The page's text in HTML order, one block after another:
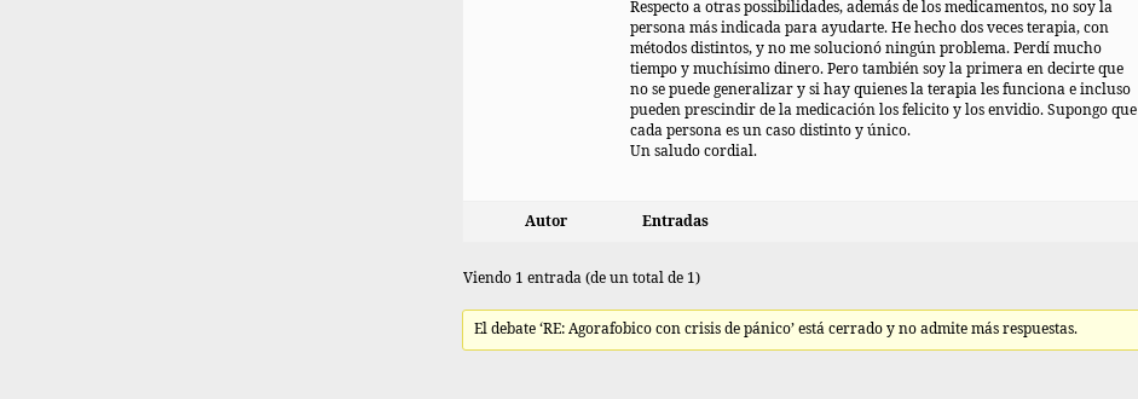
Respecto a otras possibilidades, además de los medicamentos, no soy la
persona más indicada para ayudarte. He hecho dos veces terapia, con
métodos distintos, y no me solucionó ningún problema. Perdí mucho
tiempo y muchísimo dinero. Pero también soy la primera en decirte que
no se puede generalizar y si hay quienes la terapia les funciona e incluso
pueden prescindir de la medicación los felicito y los envidio. Supongo que
cada persona es un caso distinto y único.
Un saludo cordial.
Autor Entradas
Viendo 1 entrada (de un total de 1)
El debate ‘RE: Agorafobico con crisis de pánico’ está cerrado y no admite más respuestas.